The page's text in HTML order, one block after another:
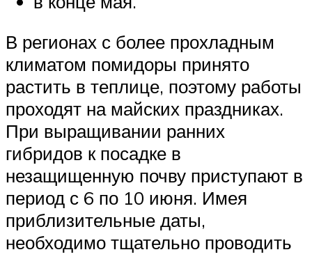
В регионах с более прохладным
климатом помидоры принято
растить в теплице, поэтому работы
проходят на майских праздниках.
При выращивании ранних
гибридов к посадке в
незащищенную почву приступают в
период с 6 по 10 июня. Имея
приблизительные даты,
необходимо тщательно проводить